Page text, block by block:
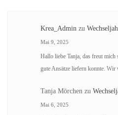
Krea_Adminzu
Mai 9, 2025
Hallo liebe Tanja, das freut
gute Ansätze liefern konnte.
Tanja Mörchen zu
Mai 6, 2025